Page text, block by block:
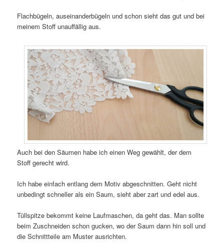
Flachbügeln, auseinanderbügeln und schon sieht das gut und bei
meinem Stoff unauffällig aus.
Auch bei den Säumen habe ich einen Weg gewählt, der dem
Stoff gerecht wird.
Ich habe einfach entlang dem Motiv abgeschnitten. Geht nicht
unbedingt schneller als ein Saum, sieht aber zart und edel aus.
Tüllspitze bekommt keine Laufmaschen, da geht das. Man sollte
beim Zuschneiden schon gucken, wo der Saum dann hin soll und
die Schnittteile am Muster ausrichten.